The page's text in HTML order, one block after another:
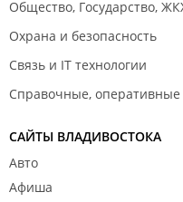
Общество, Государство,
Охрана и безопасность
Связь и IT технологии
Справочные,
САЙТЫ ВЛАДИВОСТОКА
Авто
Афиша